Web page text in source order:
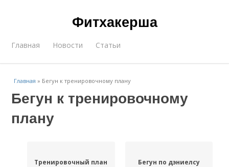
Фитхакерша
Главная Новости Статьи
Главная » Бегун к тренировочному плану
Бегун к тренировочному
плану
Тренировочный план Бегун по дэниелсу